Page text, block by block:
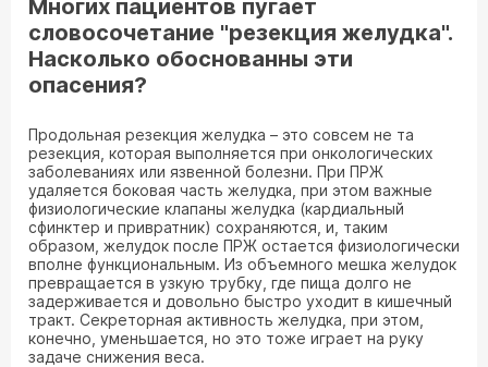
Многих пациентов пугает
словосочетание "резекция желудка".
Насколько обоснованны эти
опасения?
Продольная резекция желудка – это совсем не та
резекция, которая выполняется при онкологических
заболеваниях или язвенной болезни. При ПРЖ
удаляется боковая часть желудка, при этом важные
физиологические клапаны желудка (кардиальный
сфинктер и привратник) сохраняются, и, таким
образом, желудок после ПРЖ остается физиологически
вполне функциональным. Из объемного мешка желудок
превращается в узкую трубку, где пища долго не
задерживается и довольно быстро уходит в кишечный
тракт. Секреторная активность желудка, при этом,
конечно, уменьшается, но это тоже играет на руку
задаче снижения веса.